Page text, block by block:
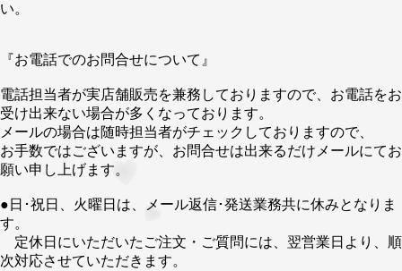
い。
『お電話でのお問合せについて』
電話担当者が実店舗販売を兼務しておりますので、お電話をお
受け出来ない場合が多くなっております。
メールの場合は随時担当者がチェックしておりますので、
お手数ではございますが、お問合せは出来るだけメールにてお
願い申し上げます。
●日･祝日、火曜日は、メール返信･発送業務共に休みとなりま
す。
定休日にいただいたご注文・ご質問には、翌営業日より、順
次対応させていただきます。